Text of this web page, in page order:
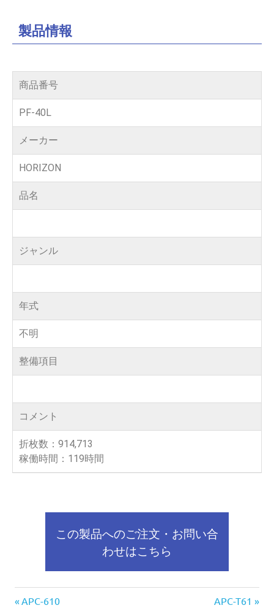
ッ
タ
ー）
製品情報
商品番号
PF-40L
メーカー
HORIZON
品名
ジャンル
年式
不明
整備項目
コメント
折枚数：914,713
稼働時間：119時間
この製品へのご注文・お問い合
わせはこちら
APC-610 APC-T61